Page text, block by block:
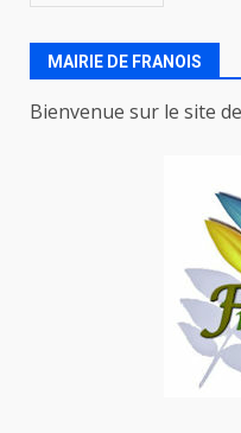
MAIRIE DE FRANOIS
Bienvenue sur le site